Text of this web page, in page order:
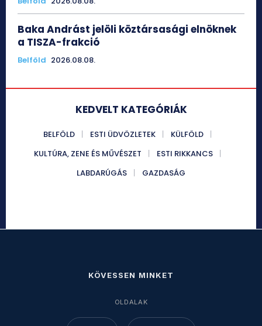
Baka Andrást jelöli köztársasági elnöknek
a TISZA-frakció
Belföld 2026.08.08.
KEDVELT KATEGÓRIÁK
BELFÖLD ESTI ÜDVÖZLETEK
KÜLFÖLD
KULTÚRA, ZENE ÉS MŰVÉSZET
ESTI RIKKANCS
LABDARÚGÁS
GAZDASÁG
KÖVESSEN MINKET
OLDALAK